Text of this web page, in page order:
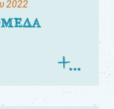
2022